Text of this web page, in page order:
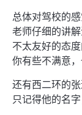
总体对驾校的
老师仔细的讲
不太友好的态
你有些不满意
还有西二环的
只记得他的名